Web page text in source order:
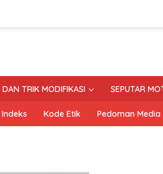
DAN TRIK MODIFIKASI SEPUTAR
Indeks Kode Etik Pedoman Media